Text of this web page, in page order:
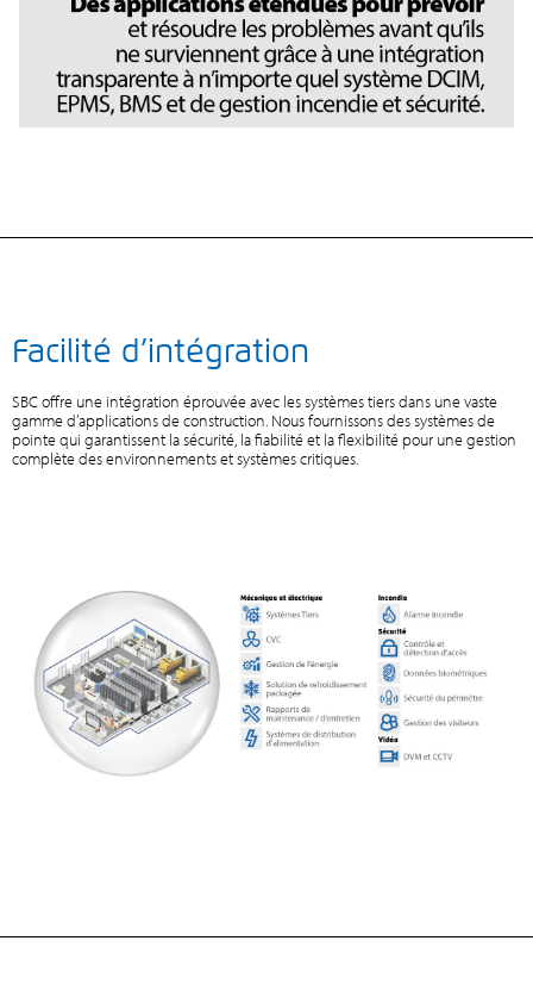
Facilité d’intégration
SBC offre une intégration éprouvée avec les systèmes tiers dans une vaste
gamme d’applications de construction. Nous fournissons des systèmes de
pointe qui garantissent la sécurité, la fiabilité et la flexibilité pour une gestion
complète des environnements et systèmes critiques.